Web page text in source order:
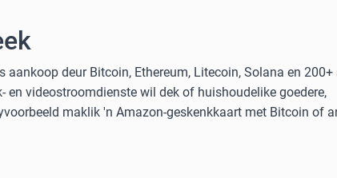
deur Bitcoin, Ethereum, Litecoin, Solana en 200+
videostroomdienste wil dek of huishoudelike goedere,
maklik 'n Amazon-geskenkkaart met Bitcoin of